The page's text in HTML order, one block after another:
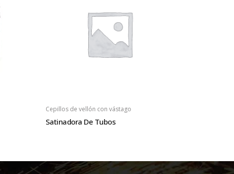
Cepillos de vellón con vástago
Satinadora De Tubos